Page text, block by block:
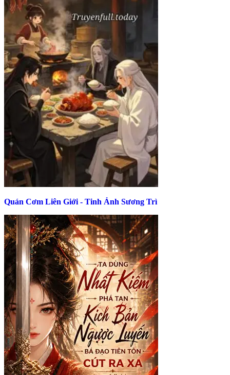
Quán Cơm Liên Giới - Tinh Ảnh Sương Trì